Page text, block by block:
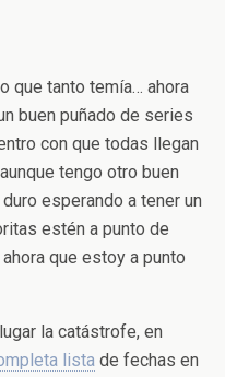
que tanto temía… ahora
buen puñado de series
con que todas llegan
tengo otro buen
esperando a tener un
estén a punto de
que estoy a punto
la catástrofe, en
lista de fechas en